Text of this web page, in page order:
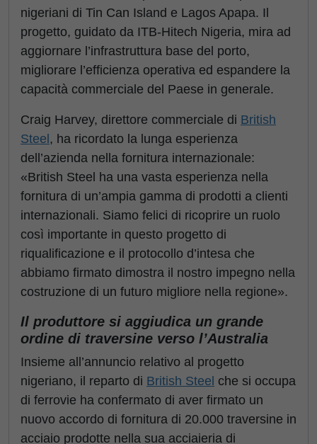
nigeriani di Tin Can Island e Lagos Apapa. Il
progetto, guidato da ITB-Hitech Nigeria, mira ad
aggiornare l’infrastruttura base del porto,
migliorare l’efficienza operativa ed espandere la
capacità commerciale del Paese in generale.
Craig Harvey, direttore commerciale di British
Steel , ha ricordato la lunga esperienza
dell’azienda nella fornitura internazionale:
«British Steel ha una vasta esperienza nella
fornitura di un’ampia gamma di prodotti a clienti
internazionali. Siamo felici di ricoprire un ruolo
così importante in questo progetto di
riqualificazione e il protocollo d’intesa che
abbiamo firmato dimostra il nostro impegno nella
costruzione di un futuro migliore nella regione».
Il produttore si aggiudica un grande
ordine di traversine verso l’Australia
Insieme all’annuncio relativo al progetto
nigeriano, il reparto di British Steel che si occupa
di ferrovie ha confermato di aver firmato un
nuovo accordo di fornitura di 20.000 traversine in
acciaio prodotte nella sua acciaieria di